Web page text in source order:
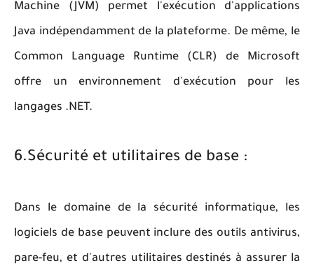
Machine (JVM) permet l'exécution d'applications
Java indépendamment de la plateforme. De même, le
Common Language Runtime (CLR) de Microsoft
offre un environnement d'exécution pour les
langages .NET.
6.Sécurité et utilitaires de base :
Dans le domaine de la sécurité informatique, les
logiciels de base peuvent inclure des outils antivirus,
pare-feu, et d'autres utilitaires destinés à assurer la